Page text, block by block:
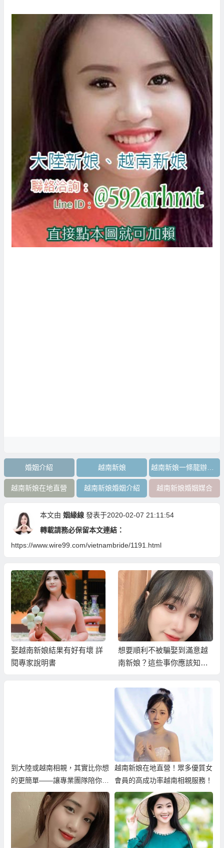
婚姻介紹 越南新娘
越南新娘在地直營 越南新娘婚姻介紹 越南新娘婚姻媒合
本文由 姻緣線 發表于2020-02-07 21:11:54
轉載請務必保留本文連結：
https://www.wire99.com/vietnambride/1191.html
娶越南新娘結果有好有壞 詳
閱專家說明書
想要順利不被騙娶到滿意越
南新娘？這些事你應該知
到大陸或越南相親，其實比你想
的更簡單——讓專業團隊陪你找
到真心伴侶
越南新娘在地直營！眾多優質女
會員的高成功率越南相親服務！